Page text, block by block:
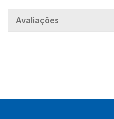
Avaliações